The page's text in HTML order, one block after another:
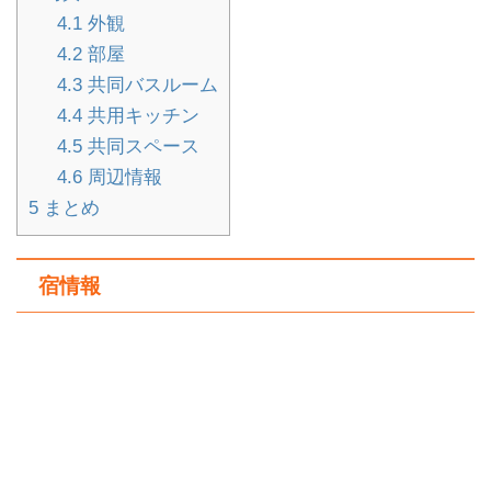
4.1外観
4.2部屋
4.3共同バスルーム
4.4共用キッチン
4.5共同スペース
4.6周辺情報
5 まとめ
宿情報